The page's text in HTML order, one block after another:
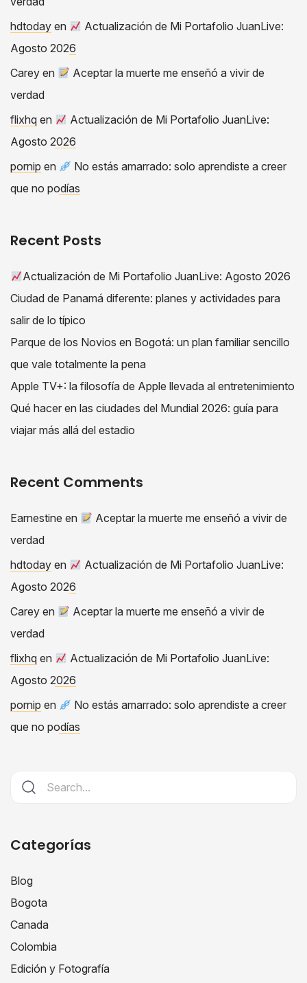
hdtoday en
Actualización de Mi Portafolio JuanLive:
Agosto 2026
Carey en
Aceptar la muerte me enseñó a vivir de
verdad
flixhq en
Actualización de Mi Portafolio JuanLive:
Agosto 2026
pornip en
No estás amarrado: solo aprendiste a creer
que no podías
Recent Posts
Actualización de Mi Portafolio JuanLive: Agosto 2026
Ciudad de Panamá diferente: planes y actividades para
salir de lo típico
Parque de los Novios en Bogotá: un plan familiar sencillo
que vale totalmente la pena
Apple TV+: la filosofía de Apple llevada al entretenimiento
Qué hacer en las ciudades del Mundial 2026: guía para
viajar más allá del estadio
Recent Comments
Earnestine en
Aceptar la muerte me enseñó a vivir de
verdad
hdtoday en
Actualización de Mi Portafolio JuanLive:
Agosto 2026
Carey en
Aceptar la muerte me enseñó a vivir de
verdad
flixhq en
Actualización de Mi Portafolio JuanLive:
Agosto 2026
pornip en
No estás amarrado: solo aprendiste a creer
que no podías
Categorías
Blog
Bogota
Canada
Colombia
Edición y Fotografía